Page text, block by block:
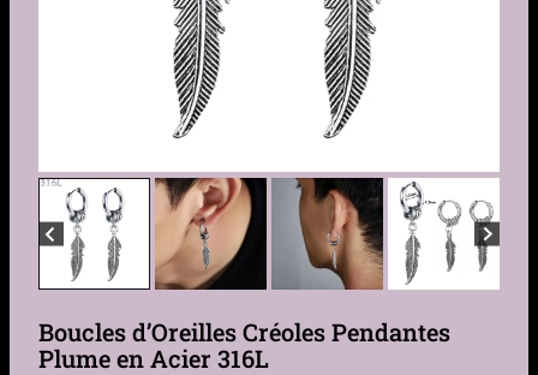
Boucles d’Oreilles Créoles Pendantes
Plume en Acier 316L